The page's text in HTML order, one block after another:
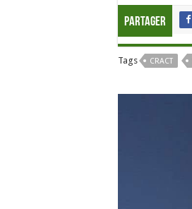
Partager
Tags CRACT